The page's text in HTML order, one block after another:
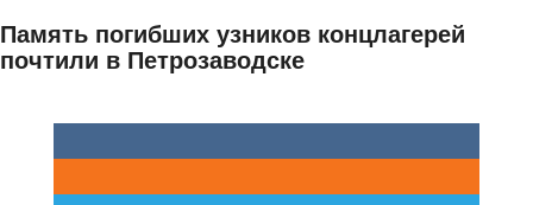
Память погибших узников концлагерей
почтили в Петрозаводске